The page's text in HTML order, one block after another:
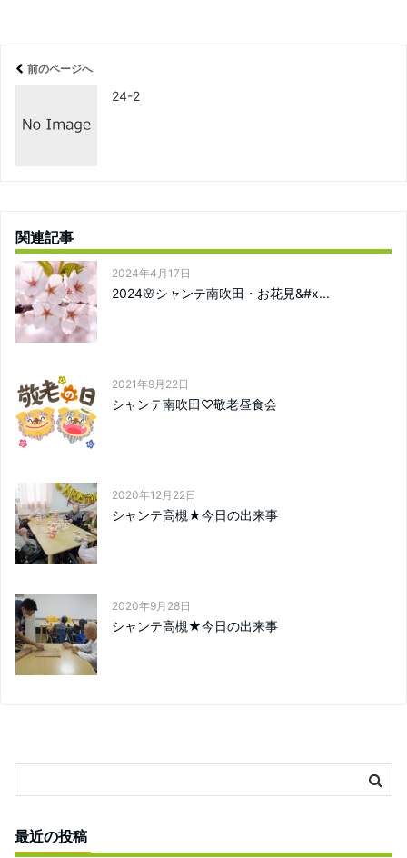
前のページへ
24-2
関連記事
2024年4月17日
2024🌸シャンテ南吹田・お花見&#x...
2021年9月22日
シャンテ南吹田♡敬老昼食会
2020年12月22日
シャンテ高槻★今日の出来事
2020年9月28日
シャンテ高槻★今日の出来事
最近の投稿